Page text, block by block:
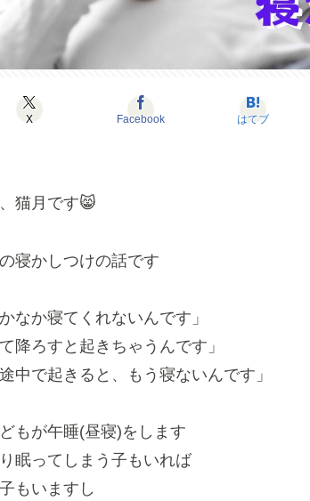
X Facebook はてブ
猫月です😸
寝かしつけの話です
なか寝てくれないんです」
降ろすと起きちゃうんです」
中で起きると、もう寝ないんです」
もが午睡(昼寝)をします
眠ってしまう子もいれば
もいますし